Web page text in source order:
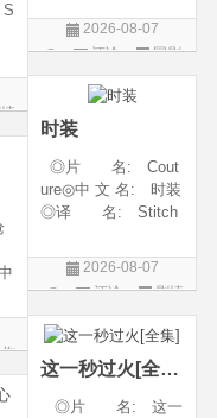
产 地 中国大陆
◎类 别 剧情 /
言 汉语普通话◎上
映日期 2026-07
2026-08-07
评论
国剧
S
时装
◎片 名: Cout
ure◎中 文 名: 时装
◎译 名: Stitch
(台)◎年 代: 20
25◎产 地: 法
剧情◎语 言:
法语 /
2026-08-07
评论
剧情
片
这一秒过火[全集]
◎片 名: 这一